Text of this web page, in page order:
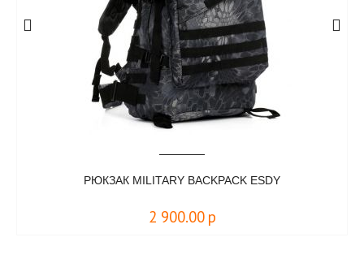
РЮКЗАК MILITARY BACKPACK ESDY
2 900.00 р